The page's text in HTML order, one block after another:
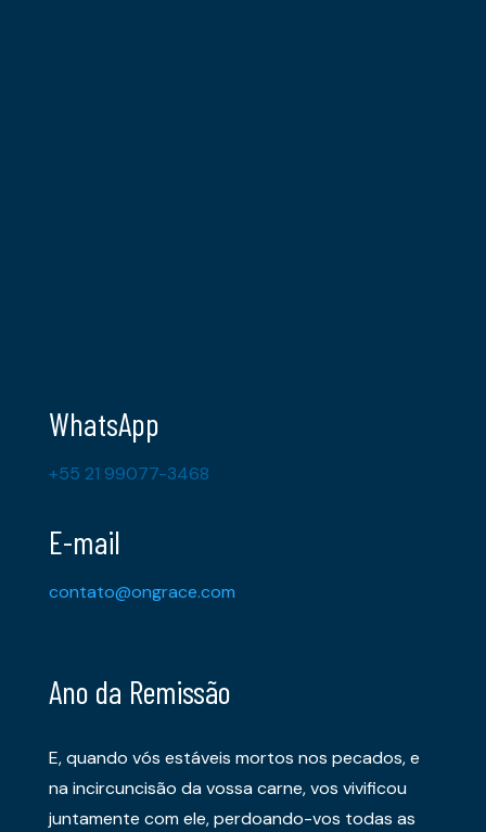
WhatsApp
+55 21 99077-3468
E-mail
contato@ongrace.com
Ano da Remissão
E, quando vós estáveis mortos nos pecados, e
na incircuncisão da vossa carne, vos vivificou
juntamente com ele, perdoando-vos todas as